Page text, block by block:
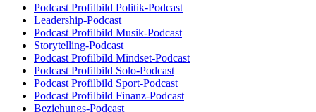
Podcast Profilbild Politik-Podcast
Leadership-Podcast
Podcast Profilbild Musik-Podcast
Storytelling-Podcast
Podcast Profilbild Mindset-Podcast
Podcast Profilbild Solo-Podcast
Podcast Profilbild Sport-Podcast
Podcast Profilbild Finanz-Podcast
Beziehungs-Podcast